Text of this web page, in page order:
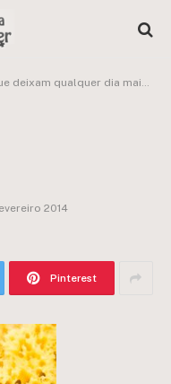
qualquer dia mais feliz:
2014
Pinterest